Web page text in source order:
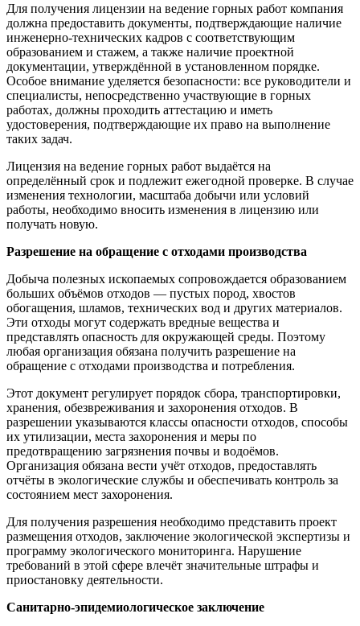
Для получения лицензии на ведение горных работ компания
должна предоставить документы, подтверждающие наличие
инженерно-технических кадров с соответствующим
образованием и стажем, а также наличие проектной
документации, утверждённой в установленном порядке.
Особое внимание уделяется безопасности: все руководители и
специалисты, непосредственно участвующие в горных
работах, должны проходить аттестацию и иметь
удостоверения, подтверждающие их право на выполнение
таких задач.
Лицензия на ведение горных работ выдаётся на
определённый срок и подлежит ежегодной проверке. В случае
изменения технологии, масштаба добычи или условий
работы, необходимо вносить изменения в лицензию или
получать новую.
Разрешение на обращение с отходами производства
Добыча полезных ископаемых сопровождается образованием
больших объёмов отходов — пустых пород, хвостов
обогащения, шламов, технических вод и других материалов.
Эти отходы могут содержать вредные вещества и
представлять опасность для окружающей среды. Поэтому
любая организация обязана получить разрешение на
обращение с отходами производства и потребления.
Этот документ регулирует порядок сбора, транспортировки,
хранения, обезвреживания и захоронения отходов. В
разрешении указываются классы опасности отходов, способы
их утилизации, места захоронения и меры по
предотвращению загрязнения почвы и водоёмов.
Организация обязана вести учёт отходов, предоставлять
отчёты в экологические службы и обеспечивать контроль за
состоянием мест захоронения.
Для получения разрешения необходимо представить проект
размещения отходов, заключение экологической экспертизы и
программу экологического мониторинга. Нарушение
требований в этой сфере влечёт значительные штрафы и
приостановку деятельности.
Санитарно-эпидемиологическое заключение